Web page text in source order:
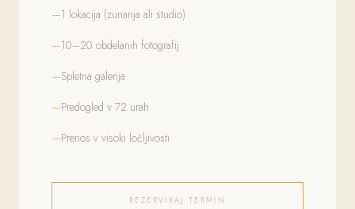
1 lokacija (zunanja ali studio)
10–20 obdelanih fotografij
Spletna galerija
Predogled v 72 urah
Prenos v visoki ločljivosti
REZERVIRAJ TERMIN